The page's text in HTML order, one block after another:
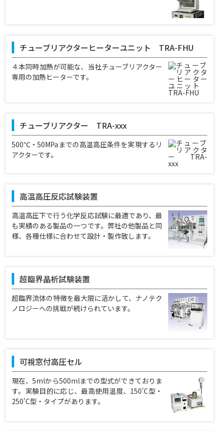
チューブリアクターヒーターユニット TRA-FHU
４本同時加熱が可能な、当社チューブリアクター
専用の加熱ヒーターです。
チューブリアクター TRA-xxx
500℃・50MPaまでの高温高圧条件を実現するリ
アクターです。
⾼温⾼圧反応試験装置
⾼温⾼圧下で⾏う化学反応試験に最適であり、最
も実績のある製品の⼀つです。弊社の他製品と同
様、各種仕様に合わせて設計・製作致します。
超臨界晶析試験装置
超臨界流体の特徴を最大限に活かして、ナノテク
ノロジーへの挑戦が続けられています。
可視窓付高圧セル
現在、5mlから500mlまでの型式ができておりま
す。実験目的に応じ、最高使用温度、150'C型・
250'C型・タイプがあります。